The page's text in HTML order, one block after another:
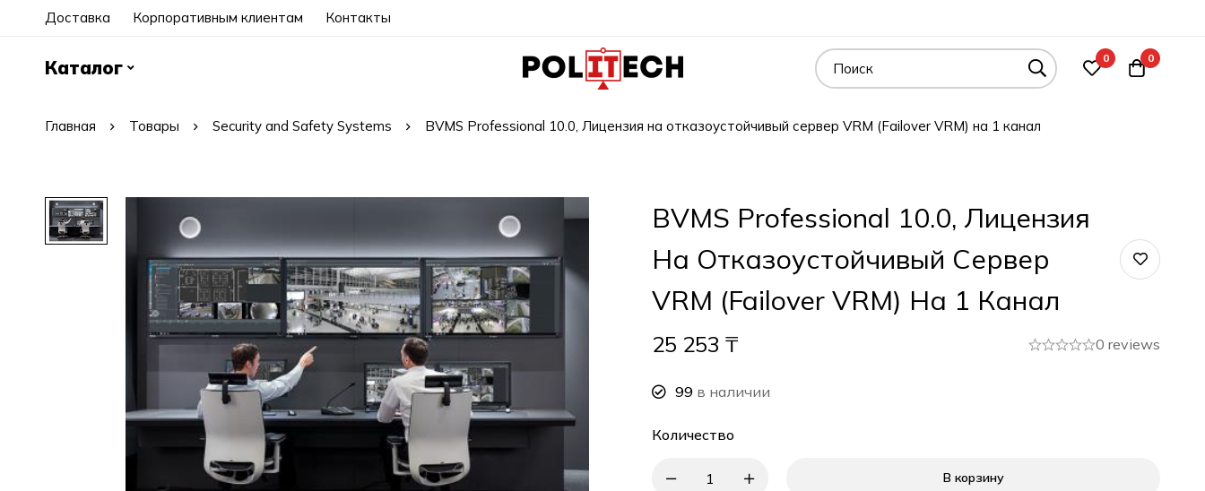
Доставка Корпоративным клиентам Контакты
Каталог 0 0
Главная Товары Security and Safety Systems BVMS Professional 10.0, Лицензия на отказоустойчивый сервер VRM (Failover VRM) на 1 канал
BVMS Professional 10.0, Лицензия
На Отказоустойчивый Сервер
VRM (Failover VRM) На 1 Канал
25 253 ₸ 0 reviews
99 в наличии
Количество
В корзину